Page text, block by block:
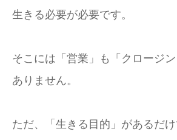
生きる必要が必要です。
そこには「営業」も「クロージン
ありません。
ただ、「生きる目的」があるだけ